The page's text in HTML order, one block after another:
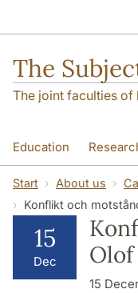
The
The joint faculties of
Education
About us
Start About us
Konflikt och
15
Dec
Olof
15